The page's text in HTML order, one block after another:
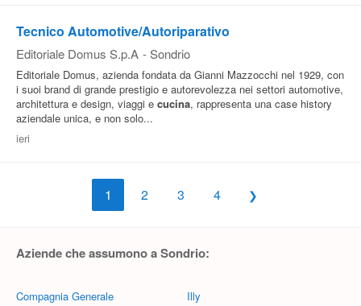
Tecnico Automotive/Autoriparativo
Editoriale Domus S.p.A - Sondrio
Editoriale Domus, azienda fondata da Gianni Mazzocchi nel 1929, con
i suoi brand di grande prestigio e autorevolezza nei settori automotive,
architettura e design, viaggi e cucina, rappresenta una case history
aziendale unica, e non solo...
ieri
1 2 3 4
Aziende che assumono a Sondrio:
Compagnia Generale
Illy